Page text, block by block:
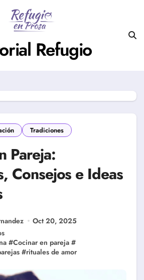
Refugio
Tradiciones
Pareja:
Consejos e Ideas
Oct 20, 2025
#Cocinar en pareja #
#rituales de amor